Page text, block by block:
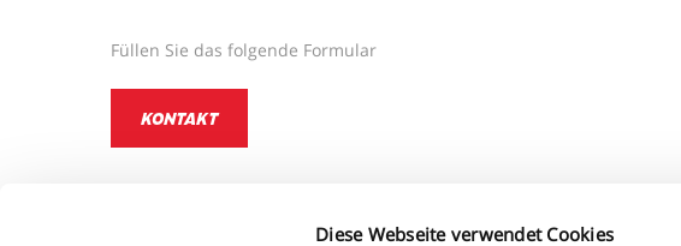
Diese Webseite verwendet Cookies
Füllen Sie das folgende Formular
KONTAKT